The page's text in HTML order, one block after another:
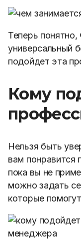
Теперь
универсальный
подойдет эта
Кому
Нельзя быть
вам понравится
пока вы не
можно задать
которые